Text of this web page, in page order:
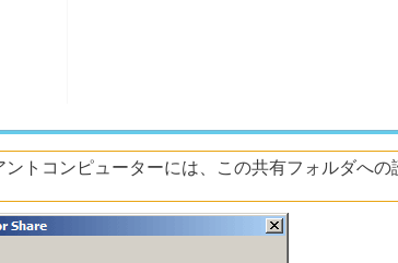
トコンピューターには、この共有フォルダへの